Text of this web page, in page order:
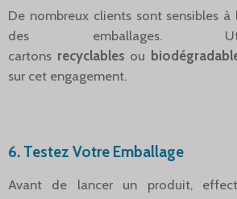
De nombreux clients sont sensibles à
des emballages.
cartons recyclables ou
sur cet engagement.
6. Testez Votre Emballage
Avant de lancer un produit,